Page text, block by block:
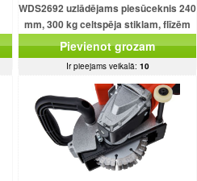
WDS2692 uzlādējams piesūceknis 240
mm, 300 kg celtspēja stiklam, flīzēm
un loksnēm
Pievienot grozam
Ir pieejams veikalā: 10